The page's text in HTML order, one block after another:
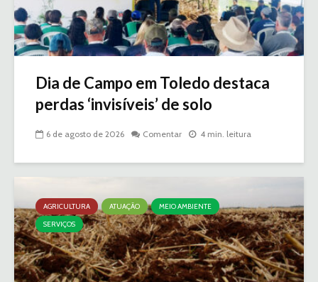
Dia de Campo em Toledo destaca
perdas ‘invisíveis’ de solo
6 de agosto de 2026 Comentar 4 min. leitura
AGRICULTURA ATUAÇÃO
MEIO AMBIENTE
SERVIÇOS